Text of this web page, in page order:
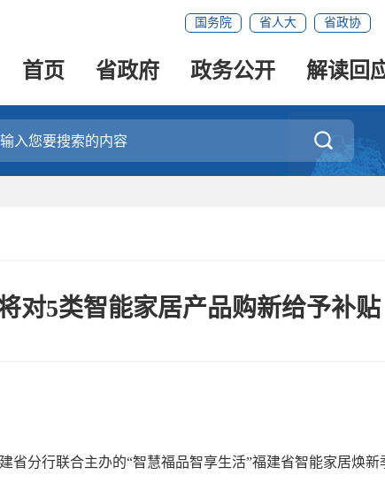
国务院 省人大 省政协
首页 省政府 政务公开 解读回

对5类智能家居产品购新给予补贴
分行联合主办的“智慧福品智享生活”福建省智能家居焕新